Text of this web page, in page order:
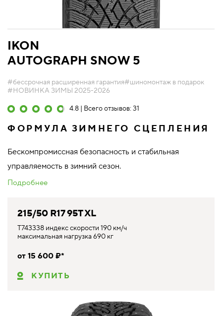
IKON
AUTOGRAPH SNOW 5
#бессрочная расширенная гарантия#шиномонтаж в подарок
#НОВИНКА ЗИМЫ 2025-2026
4.8 | Всего отзывов: 31
ФОРМУЛА ЗИМНЕГО СЦЕПЛЕНИЯ
Бескомпромиссная безопасность и стабильная
управляемость в зимний сезон.
Подробнее
215/50 R17 95T XL
T743338 индекс скорости 190 км/ч
максимальная нагрузка 690 кг
от 15 600 ₽*
КУПИТЬ